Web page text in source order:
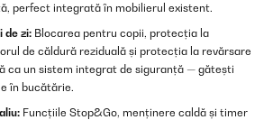
perfect integrată în mobilierul existent.
de zi: Blocarea pentru copii, protecția la
de căldură reziduală și protecția la revărsare
ca un sistem integrat de siguranță — gătești
în bucătărie.
Funcțiile Stop&Go, menținere caldă și timer